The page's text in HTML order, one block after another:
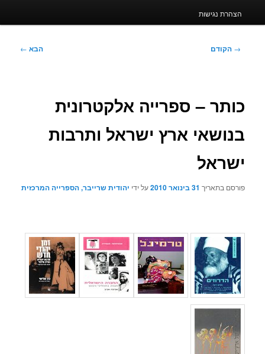
הצהרת נגישות
ניווט
→ הקודם הבא ←
כותר – ספרייה אלקטרונית
בנושאי ארץ ישראל ותרבות
ישראל
פורסם בתאריך 31 בינואר 2010 על ידי יהודית שרייבר, הספרייה המרכזית